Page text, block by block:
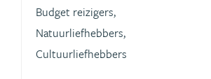
Budget reizigers,
Natuurliefhebbers,
Cultuurliefhebbers